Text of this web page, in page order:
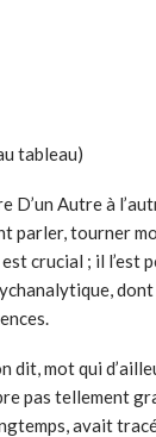
tableau)
D’un Autre à
parler, tourner
crucial ; il l’est
dont
mot qui
pas tellement
avait